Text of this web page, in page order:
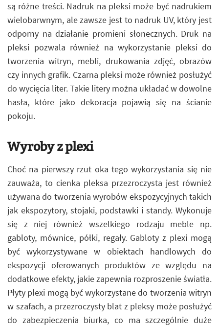
są różne treści. Nadruk na pleksi może być nadrukiem
wielobarwnym, ale zawsze jest to nadruk UV, który jest
odporny na działanie promieni słonecznych. Druk na
pleksi pozwala również na wykorzystanie pleksi do
tworzenia witryn, mebli, drukowania zdjęć, obrazów
czy innych grafik. Czarna pleksi może również posłużyć
do wycięcia liter. Takie litery można układać w dowolne
hasła, które jako dekoracja pojawią się na ścianie
pokoju.
Wyroby z plexi
Choć na pierwszy rzut oka tego wykorzystania się nie
zauważa, to cienka pleksa przezroczysta jest również
używana do tworzenia wyrobów ekspozycyjnych takich
jak ekspozytory, stojaki, podstawki i standy. Wykonuje
się z niej również wszelkiego rodzaju meble np.
gabloty, mównice, półki, regały. Gabloty z plexi mogą
być wykorzystywane w obiektach handlowych do
ekspozycji oferowanych produktów ze względu na
dodatkowe efekty, jakie zapewnia rozproszenie światła.
Płyty plexi mogą być wykorzystane do tworzenia witryn
w szafach, a przezroczysty blat z pleksy może posłużyć
do zabezpieczenia biurka, co ma szczególnie duże